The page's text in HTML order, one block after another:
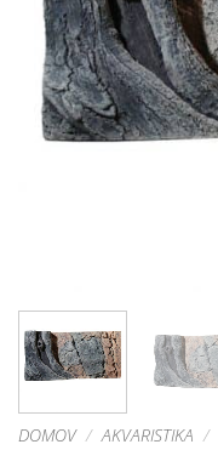
DOMOV / AKVARISTIKA /